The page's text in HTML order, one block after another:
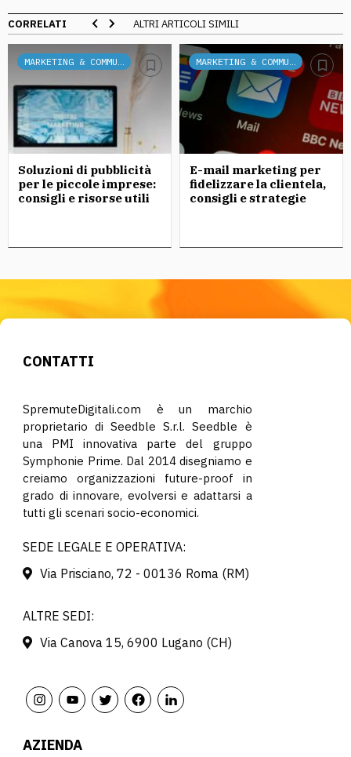
CORRELATI ALTRI ARTICOLI SIMILI
Soluzioni di pubblicità
per le piccole imprese:
consigli e risorse utili
E-mail marketing per
fidelizzare la clientela,
consigli e strategie
CONTATTI
SpremuteDigitali.com è un marchio
proprietario di Seedble S.r.l. Seedble è
una PMI innovativa parte del gruppo
Symphonie Prime. Dal 2014 disegniamo e
creiamo organizzazioni future-proof in
grado di innovare, evolversi e adattarsi a
tutti gli scenari socio-economici.
SEDE LEGALE E OPERATIVA:
Via Prisciano, 72 - 00136 Roma (RM)
ALTRE SEDI:
Via Canova 15, 6900 Lugano (CH)
AZIENDA